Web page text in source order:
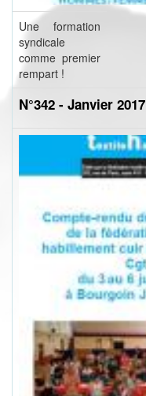
Une formation
syndicale
comme premier
rempart !
N°342 - Janvier 2017